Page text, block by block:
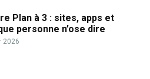
Plan à 3 : sites, apps et
personne n’ose dire
2026